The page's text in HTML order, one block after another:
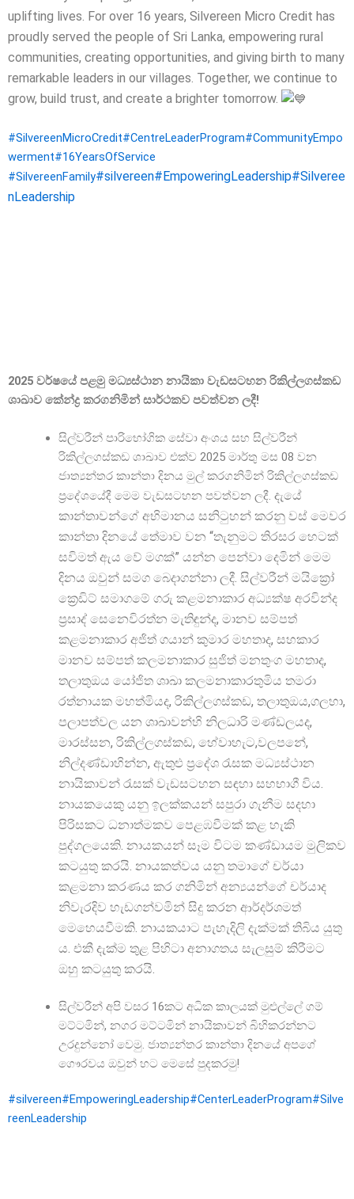
uplifting lives. For over 16 years, Silvereen Micro Credit has
proudly served the people of Sri Lanka, empowering rural
communities, creating opportunities, and giving birth to many
remarkable leaders in our villages. Together, we continue to
grow, build trust, and create a brighter tomorrow.
#SilvereenMicroCredit#CentreLeaderProgram#CommunityEmpo
werment#16YearsOfService
#SilvereenFamily#silvereen#EmpoweringLeadership#Silveree
nLeadership
2025 වර්ෂයේ පළමු මධ්යස්ථාන නායිකා වැඩසටහන රිකිල්ලගස්කඩ
ශාඛාව කේන්ද් ර කරගනිමින් සාර්ථකව පවත්වන ලදී!
සිල්වරීන් පාරිභෝගික සේවා අංශය සහ සිල්වරීන්
රිකිල්ලගස්කඩ ශාඛාව එක්ව 2025 මාර්තු මස 08 වන
ජාත්යන්තර කාන්තා දිනය මුල් කරගනිමින් රිකිල්ලගස්කඩ
ප්රදේශයේදී මෙම වැඩසටහන පවත්වන ලදී. දැයේ
කාන්තාවන්ගේ අභිමානය සනිටුහන් කරනු වස් මෙවර
කාන්තා දිනයේ තේමාව වන “තැනුමට තිරසර හෙටක්
සවිමත් ඇය වේ මගක්” යන්න පෙන්වා දෙමින් මෙම
දිනය ඔවුන් සමග බෙදාගන්නා ලදී. සිල්වරීන් මයික්රෝ
ක්රෙඩිට් සමාගමේ ගරු කළමනාකාර අධ්යක්ෂ අරවින්ද
ප්රසාද් සෙනෙවිරත්න මැතිඳුන්ද, මානව සම්පත්
කළමනාකාර අජිත් ගයාන් කුමාර මහතාද, සහකාර
මානව සම්පත් කලමනාකාර සුජිත් මනතුංග මහතාද,
තලාතුඔය යෝජිත ශාඛා කලමනාකාරතුමිය තමරා
රත්නායක මහත්මියද, රිකිල්ලගස්කඩ, තලාතුඔය,ගලහා,
පලාපත්වල යන ශාඛාවන්හි නිලධාරි මණ්ඩලයද,
මාරස්සන, රිකිල්ලගස්කඩ, හේවාහැට,වලපනේ,
නිල්දණ්ඩාහින්න, ඇතුළු ප්රදේශ රැසක මධ්යස්ථාන
නායිකාවන් රැසක් වැඩසටහන සඳහා සහභාගී විය.
නායකයෙකු යනු ඉලක්කයන් සපුරා ගැනීම සදහා
පිරිසකට ධනාත්මකව පෙළඹවීමක් කළ හැකි
පුද්ගලයෙකි. නායකයන් සෑම විටම කණ්ඩායම මුලිකව
කටයුතු කරයි. නායකත්වය යනු තමාගේ චර්‌යා
කළමනා කරණය කර ගනිමින් අන්යයන්ගේ චර්යාද
නිවැරදිව හැඩගන්වමින් සිදු කරන ආර්දර්ශමත්
මෙහෙයවීමකි. නායකයාට පැහැදිලි දැක්මක් තිබිය යුතු
ය. එකී දැක්ම තුළ පිහිටා අනාගතය සැලසුම් කිරීමට
ඔහු කටයුතු කරයි.
සිල්වරීන් අපි වසර 16කට අධික කාලයක් මුළුල්ලේ ගම්
මට්ටමින්, නගර මට්ටමින් නායිකාවන් බිහිකරන්නට
උරදුන්නෝ වෙමු. ජාත්යන්තර කාන්තා දිනයේ අපගේ
ගෞරවය ඔවුන් හට මෙසේ පුදකරමු!
#silvereen#EmpoweringLeadership#CenterLeaderProgram#Silve
reenLeadership